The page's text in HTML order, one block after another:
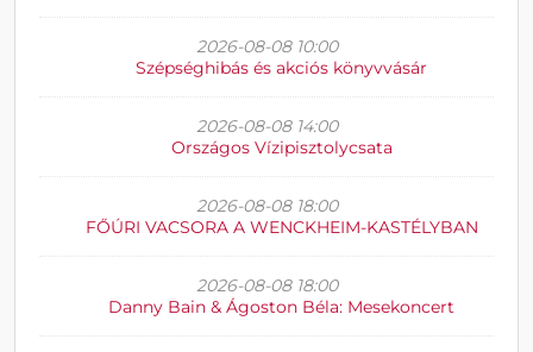
2026-08-08 10:00
Szépséghibás és akciós könyvvásár
2026-08-08 14:00
Országos Vízipisztolycsata
2026-08-08 18:00
FŐÚRI VACSORA A WENCKHEIM-KASTÉLYBAN
2026-08-08 18:00
Danny Bain & Ágoston Béla: Mesekoncert